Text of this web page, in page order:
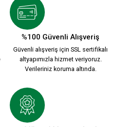
%100 Güvenli Alışveriş
Güvenli alışveriş için SSL sertifikalı
altyapımızla hizmet veriyoruz.
Verileriniz koruma altında.